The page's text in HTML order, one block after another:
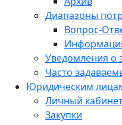
Диапазоны
Вопрос-
Уведомления о
Часто
Юридическим
Личный
Закупки